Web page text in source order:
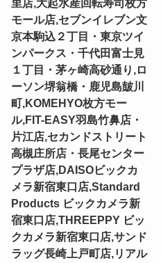
里店,大起水産回転寿司枚方
モール店,セブンイレブン文
京本駒込２丁目・東京ツイ
ンパークス・千代田富士見
１丁目・茅ヶ崎高砂通り,ロ
ーソン堺翁橋・鹿児島皷川
町,KOMEHYO枚方モー
ル,FIT-EASY羽島竹鼻店・
片江店,セカンドストリート
高槻庄所店・長尾センター
プラザ店,DAISOビックカ
メラ新宿東口店,Standard
Products ビックカメラ新
宿東口店,THREEPPY ビッ
クカメラ新宿東口店,サンド
ラッグ長崎上戸町店,リアル